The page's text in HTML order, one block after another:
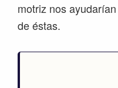
motriz nos
de éstas.